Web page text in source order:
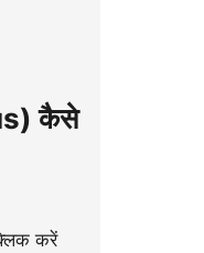
कैसे
करें